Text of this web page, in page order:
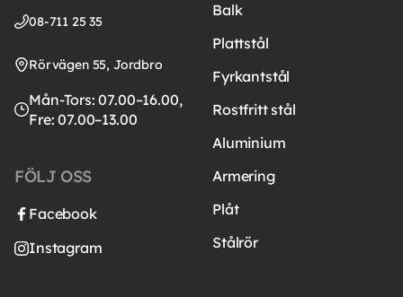
08-711 25 35
Rörvägen 55, Jordbro
Mån-Tors: 07.00–16.00,
Fre: 07.00–13.00
FÖLJ OSS
Facebook
Instagram
Balk
Plattstål
Fyrkantstål
Rostfritt stål
Aluminium
Armering
Plåt
Stålrör